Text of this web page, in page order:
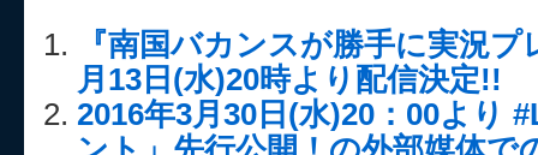
『南国バカンスが勝手に実況プ
月13日(水)20時より配信決定!!
2016年3月30日(水)20：00より